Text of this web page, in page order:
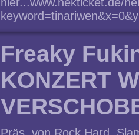
Rahmen der
hier...https://
tid=1173620911062100
der Touareg-
diese Band für westliche
Einfachheit, melodische
Breite und Universalität
Freaky
KONZERT